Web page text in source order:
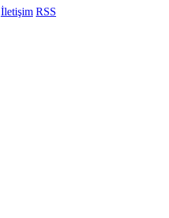
İletişim RSS